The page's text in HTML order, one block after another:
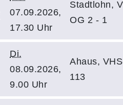
07.09.2026,
17.30 Uhr
Stadtlohn,
OG 2 - 1
Di.
08.09.2026,
9.00 Uhr
Ahaus,
113